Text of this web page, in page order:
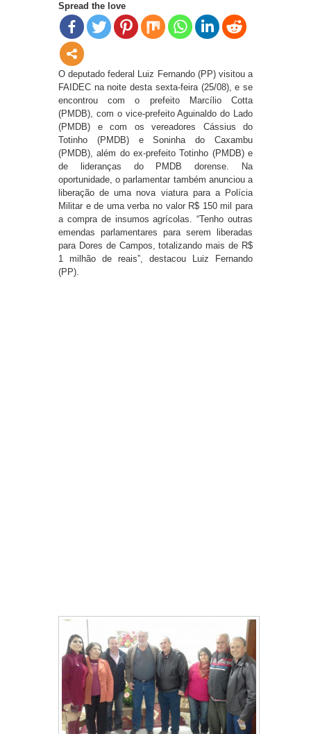
Spread the love
O deputado federal Luiz Fernando (PP) visitou a
FAIDEC na noite desta sexta-feira (25/08), e se
encontrou com o prefeito Marcílio Cotta
(PMDB), com o vice-prefeito Aguinaldo do Lado
(PMDB) e com os vereadores Cássius do
Totinho (PMDB) e Soninha do Caxambu
(PMDB), além do ex-prefeito Totinho (PMDB) e
de lideranças do PMDB dorense. Na
oportunidade, o parlamentar também anunciou a
liberação de uma nova viatura para a Polícia
Militar e de uma verba no valor R$ 150 mil para
a compra de insumos agrícolas. “Tenho outras
emendas parlamentares para serem liberadas
para Dores de Campos, totalizando mais de R$
1 milhão de reais”, destacou Luiz Fernando
(PP).